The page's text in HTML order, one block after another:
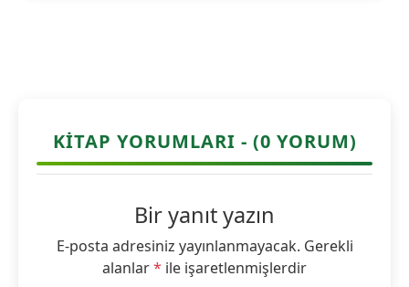
KITAP YORUMLARI - (0 YORUM)
Bir yanıt yazın
E-posta adresiniz yayınlanmayacak. Gerekli
alanlar* ile işaretlenmişlerdir